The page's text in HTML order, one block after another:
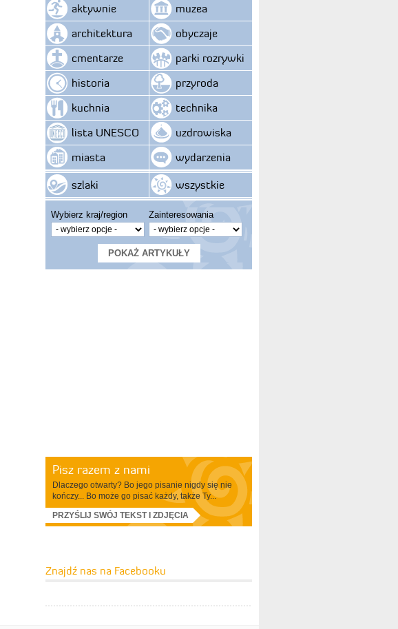
aktywnie
architektura
cmentarze
historia
kuchnia
lista UNESCO
miasta
szlaki
muzea
obyczaje
parki rozrywki
przyroda
technika
uzdrowiska
wydarzenia
wszystkie
Wybierz kraj/region Zainteresowania
Pisz razem z nami
Dlaczego otwarty? Bo jego pisanie nigdy się nie
kończy... Bo może go pisać każdy, także Ty...
PRZYŚLIJ SWÓJ TEKST I ZDJĘCIA
Znajdź nas na Facebooku